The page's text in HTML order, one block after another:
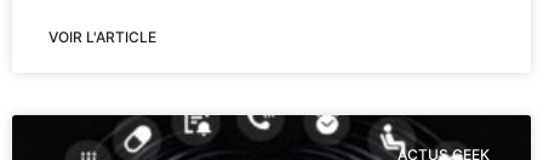
VOIR L'ARTICLE
ACTUS GEEK